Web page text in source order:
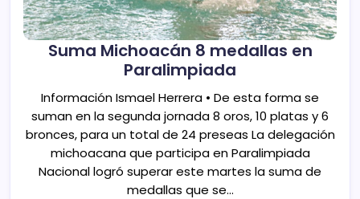
Suma Michoacán 8 medallas en
Paralimpiada
Información Ismael Herrera • De esta forma se
suman en la segunda jornada 8 oros, 10 platas y 6
bronces, para un total de 24 preseas La delegación
michoacana que participa en Paralimpiada
Nacional logró superar este martes la suma de
medallas que se…